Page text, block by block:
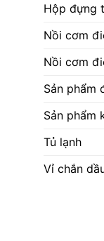
Hộp đựng
Nồi cơm
Nồi cơm
Sản phẩm
Sản phẩm
Tủ lạnh
Vỉ chắn